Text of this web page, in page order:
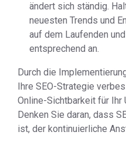
ändert sich ständig.
neuesten Trends und
auf dem Laufenden
entsprechend an.
Durch die
Ihre SEO-Strategie
Online-Sichtbarkeit für Ihr
Denken Sie daran, dass
ist, der kontinuierliche